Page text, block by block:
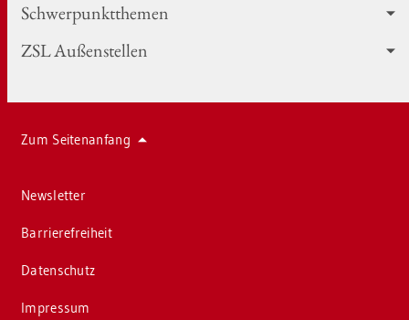
Schwer­punkt­the­men
ZSL Au­ßen­stel­len
Zum Sei­ten­an­fang
News­let­ter
Bar­rie­re­frei­heit
Da­ten­schutz
Im­pres­sum